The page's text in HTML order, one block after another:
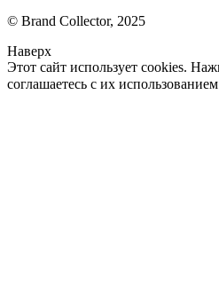
© Brand Collector, 2025
Наверх
Этот сайт использует cookies.
соглашаетесь с их